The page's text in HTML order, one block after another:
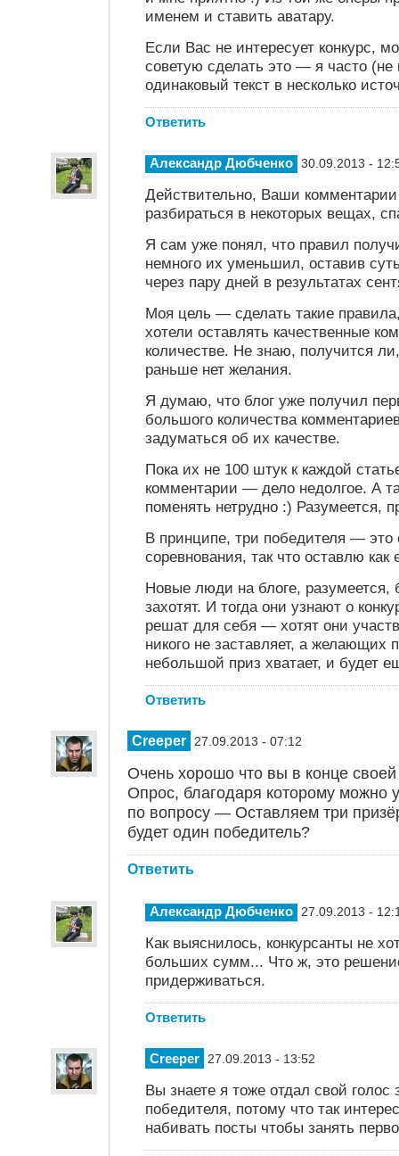
именем и ставить аватару.
Если Вас не интересует конкурс,
советую сделать это — я часто (не
одинаковый текст в несколько
Ответить
Александр Дюбченко 30.09.2013 -
Действительно, Ваши
разбираться в некоторых вещах,
Я сам уже понял, что правил
немного их уменьшил, оставив
через пару дней в результатах
Моя цель — сделать такие
хотели оставлять качественные
количестве. Не знаю, получится
раньше нет желания.
Я думаю, что блог уже получил
большого количества
задуматься об их качестве.
Пока их не 100 штук к каждой
комментарии — дело недолгое. А
поменять нетрудно :) Разумеется,
В принципе, три победителя — это
соревнования, так что оставлю как
Новые люди на блоге, разумеется,
захотят. И тогда они узнают о
решат для себя — хотят они
никого не заставляет, а желающих
небольшой приз хватает, и будет
Ответить
Creeper 27.09.2013 - 07:12
Очень хорошо что вы в конце
Опрос, благодаря которому можно
по вопросу — Оставляем три
будет один победитель?
Ответить
Александр Дюбченко 27.09.2013 -
Как выяснилось, конкурсанты не
больших сумм... Что ж, это
придерживаться.
Ответить
Creeper 27.09.2013 - 13:52
Вы знаете я тоже отдал свой
победителя, потому что так
набивать посты чтобы занять